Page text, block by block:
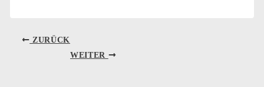
ZURÜCK
WEITER